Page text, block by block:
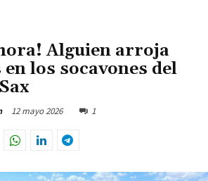
Alguien arroja
los socavones del
12 mayo 2026 1